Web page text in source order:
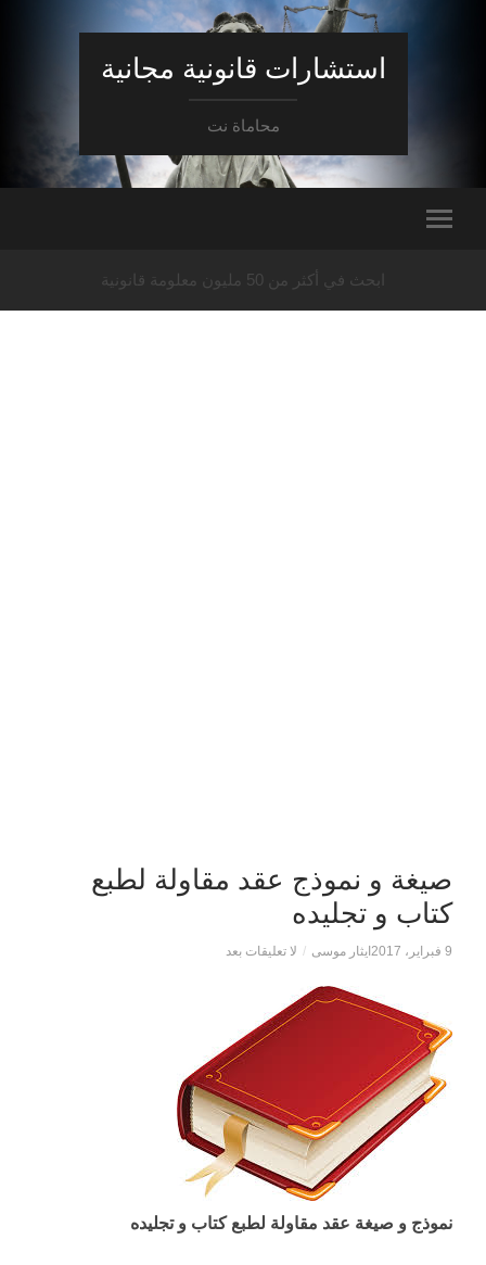
استشارات قانونية مجانية
محاماة نت
ابحث في أكثر من 50 مليون معلومة قانونية
صيغة و نموذج عقد مقاولة لطبع
كتاب و تجليده
9 فبراير، 2017 ايثار موسى / لا تعليقات بعد
نموذج و صيغة عقد مقاولة لطبع كتاب و تجليده